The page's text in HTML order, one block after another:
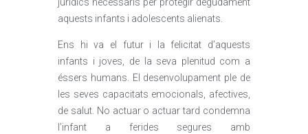
jurídics necessaris per protegir degudament
aquests infants i adolescents alienats.
Ens hi va el futur i la felicitat d’aquests
infants i joves, de la seva plenitud com a
éssers humans. El desenvolupament ple de
les seves capacitats emocionals, afectives,
de salut. No actuar o actuar tard condemna
l’infant a ferides segures amb